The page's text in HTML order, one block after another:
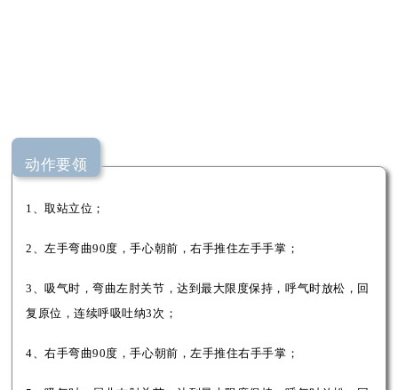
动作要领
1、取站立位；
2、左手弯曲90度，手心朝前，右手推住左手手掌；
3、吸气时，弯曲左肘关节，达到最大限度保持，呼气时放松，回
复原位，连续呼吸吐纳3次；
4、右手弯曲90度，手心朝前，左手推住右手手掌；